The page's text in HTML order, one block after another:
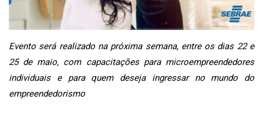
Evento será realizado na próxima semana, entre os dias 22 e
25 de maio, com capacitações para microempreendedores
individuais e para quem deseja ingressar no mundo do
empreendedorismo